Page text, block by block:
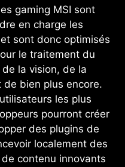
gaming MSI sont
en charge les
sont donc optimisés
le traitement du
la vision, de la
bien plus encore.
les plus
pourront créer
des plugins de
localement des
contenu innovants